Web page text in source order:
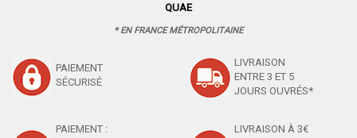
QUAE
* EN FRANCE MÉTROPOLITAINE
PAIEMENT
SÉCURISÉ
LIVRAISON
ENTRE 3 ET 5
JOURS OUVRÉS*
PAIEMENT : LIVRAISON À 3€